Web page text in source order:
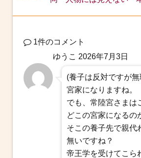
1件のコメント
ゆうこ 2026年7月3日
(養子は反対ですが
宮家になりますね。
でも、常陸宮さまは
どこの宮家になるの
そこの養子先で親代
無いですね？
帝王学を受けてこら